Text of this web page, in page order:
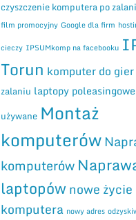
czyszczenie komputera po
film promocyjny Google dla firm
cieczy IPSUMkomp na facebooku
Torun komputer do gier
zalaniu laptopy poleasingowe
używane Montaż
komputerów
komputerów
laptopównowe życie
komputera nowy adres